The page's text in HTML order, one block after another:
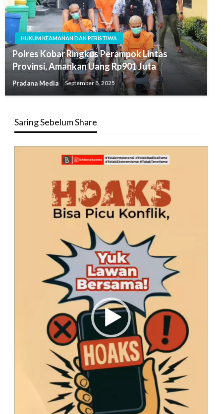
HUKUM KEAMANAN DAN PERISTIWA
Polres Kobar Ringkus Perampok Lintas
Provinsi, Amankan Uang Rp901 Juta
Pradana Media September 8, 2025
Saring Sebelum Share